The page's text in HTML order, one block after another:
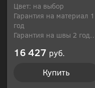
Цвет: на выбор
Гарантия на материал 1
год
Гарантия на швы 2 года
16 427 руб.
Купить